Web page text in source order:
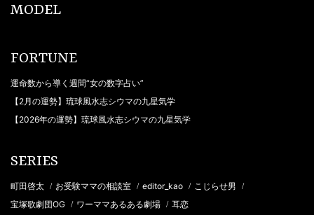
MODEL
FORTUNE
運命数から導く週間“女の数字占い”
【2月の運勢】琉球風水志シウマの九星気学
【2026年の運勢】琉球風水志シウマの九星気学
SERIES
町田啓太 / お受験ママの相談室 / editor_kao / こじらせ男 /
宝塚歌劇団OG / ワーママあるある劇場 / 耳恋